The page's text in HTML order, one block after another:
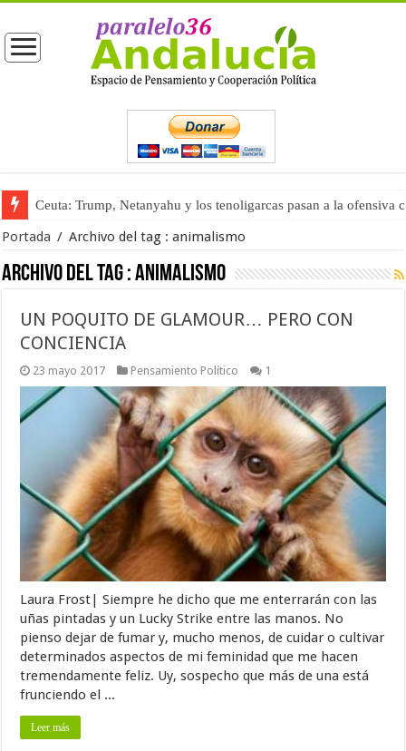
Ceuta: Trump, Netanyahu y los tenoligarcas pasan a la ofensiva
Portada / Archivo del tag :animalismo
Archivo del tag :animalismo
UN POQUITO DE GLAMOUR… PERO CON
CONCIENCIA
23 mayo 2017 Pensamiento Político 1
Laura Frost| Siempre he dicho que me enterrarán con las
uñas pintadas y un Lucky Strike entre las manos. No
pienso dejar de fumar y, mucho menos, de cuidar o cultivar
determinados aspectos de mi feminidad que me hacen
tremendamente feliz. Uy, sospecho que más de una está
frunciendo el ...
Leer más